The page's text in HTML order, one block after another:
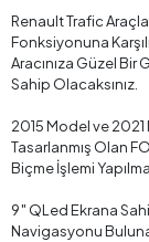
Renault Trafic
Fonksiyonuna
Aracınıza Güzel
Sahip Olacaksınız.
2015 Model ve
Tasarlanmış Olan
Biçme İşlemi
9″ QLed Ekrana
Navigasyonu